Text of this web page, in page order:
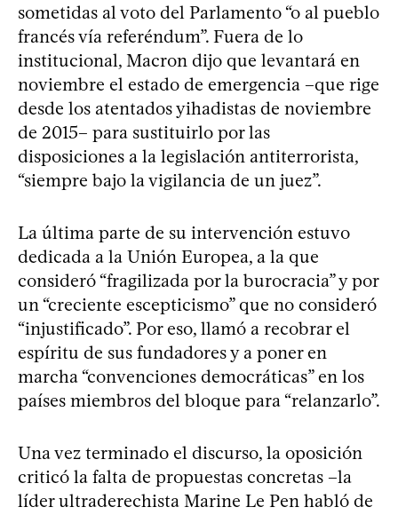
sometidas al voto del Parlamento “o al pueblo
francés vía referéndum”. Fuera de lo
institucional, Macron dijo que levantará en
noviembre el estado de emergencia –que rige
desde los atentados yihadistas de noviembre
de 2015– para sustituirlo por las
disposiciones a la legislación antiterrorista,
“siempre bajo la vigilancia de un juez”.
La última parte de su intervención estuvo
dedicada a la Unión Europea, a la que
consideró “fragilizada por la burocracia” y por
un “creciente escepticismo” que no consideró
“injustificado”. Por eso, llamó a recobrar el
espíritu de sus fundadores y a poner en
marcha “convenciones democráticas” en los
países miembros del bloque para “relanzarlo”.
Una vez terminado el discurso, la oposición
criticó la falta de propuestas concretas –la
líder ultraderechista Marine Le Pen habló de